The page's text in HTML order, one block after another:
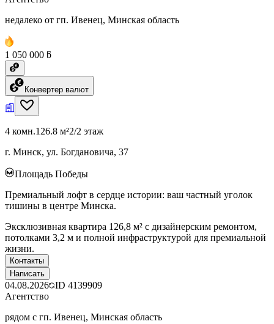
недалеко от гп. Ивенец, Минская область
1 050 000 ƃ
Конвертер валют
4 комн.126.8 м²2/2 этаж
г. Минск, ул. Богдановича, 37
Площадь Победы
Премиальный лофт в сердце истории: ваш частный уголок
тишины в центре Минска.
Эксклюзивная квартира 126,8 м² с дизайнерским ремонтом,
потолками 3,2 м и полной инфраструктурой для премиальной
жизни.
Контакты
Написать
04.08.2026 ID 4139909
Агентство
рядом с гп. Ивенец, Минская область